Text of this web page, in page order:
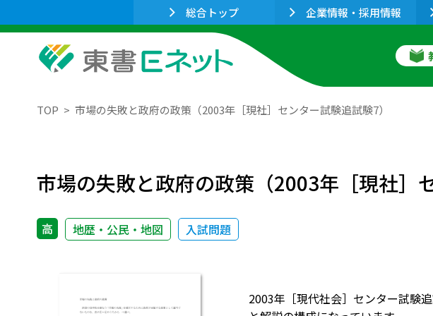
総合トップ 企業情報・採用情報
TOP 市場の失敗と政府の政策（2003年［現社］センター試験追試験7）
市場の失敗と政府の政策（2003年［現社］
高 地歴・公民・地図 入試問題
2003年［現代社会］センター試験